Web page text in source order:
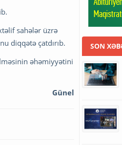
sahələr üzrə
diqqətə çatdırıb.
əhəmiyyətini
Günel
SON